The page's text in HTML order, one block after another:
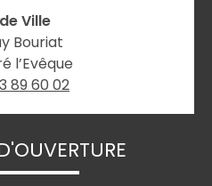
Ville
Bouriat
l’Evêque
89 60 02